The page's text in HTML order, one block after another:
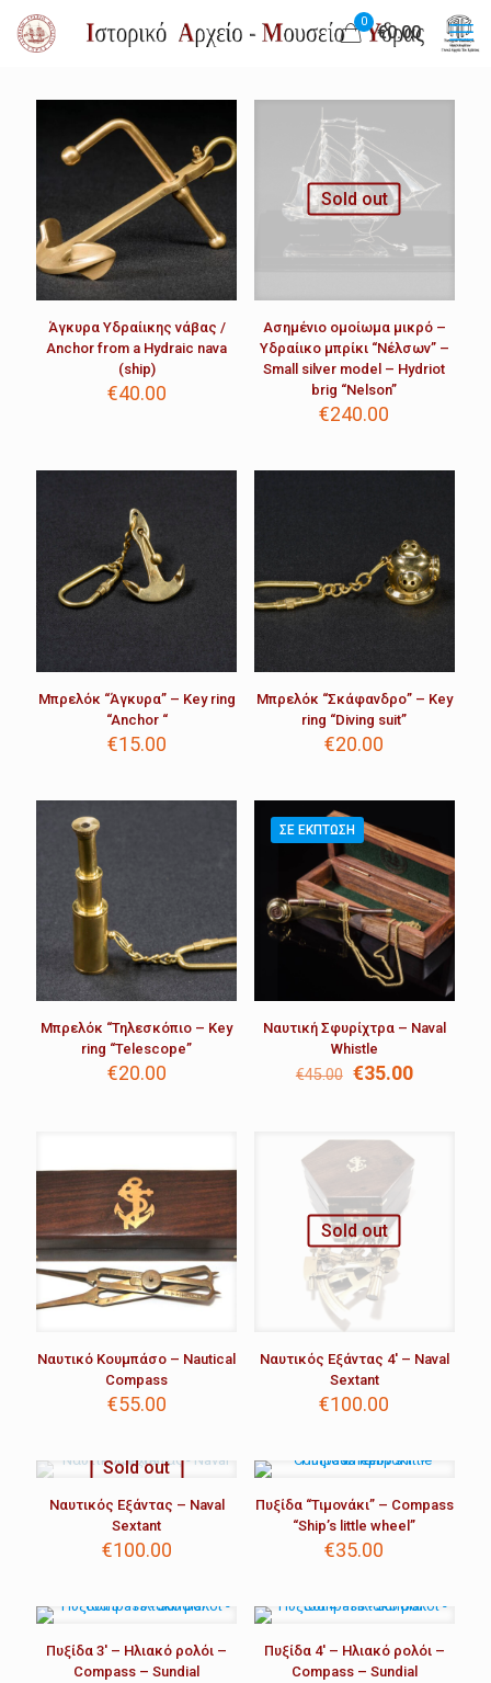
0
€0.00
Άγκυρα Υδραίικης νάβας /
Anchor from a Hydraic nava
(ship)
€40.00
Sold out
Ασημένιο ομοίωμα μικρό –
Υδραίικο μπρίκι “Νέλσων” –
Small silver model – Hydriot
brig “Nelson”
€240.00
Μπρελόκ “Άγκυρα” – Key ring
“Anchor “
€15.00
Μπρελόκ “Σκάφανδρο” – Key
ring “Diving suit”
€20.00
Μπρελόκ “Τηλεσκόπιο – Key
ring “Telescope”
€20.00
ΣΕ ΈΚΠΤΩΣΗ
Ναυτική Σφυρίχτρα – Naval
Whistle
€45.00 Original
€45.00.
€35.00Η
€35.00.
Ναυτικό Κουμπάσο – Nautical
Compass
€55.00
Sold out
Ναυτικός Εξάντας 4′ – Naval
Sextant
€100.00
Sold out
Ναυτικός Εξάντας – Naval
Sextant
€100.00
Πυξίδα “Τιμονάκι” – Compass
“Ship’s little wheel”
€35.00
Πυξίδα 3′ – Ηλιακό ρολόι –
Compass – Sundial
Πυξίδα 4′ – Ηλιακό ρολόι –
Compass – Sundial